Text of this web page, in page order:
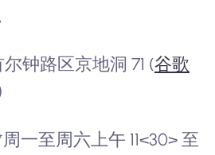
钟路区京地洞 71 (谷歌
一至周六上午 11<30> 至